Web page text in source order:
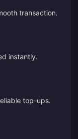
transaction.
instantly.
top-ups.